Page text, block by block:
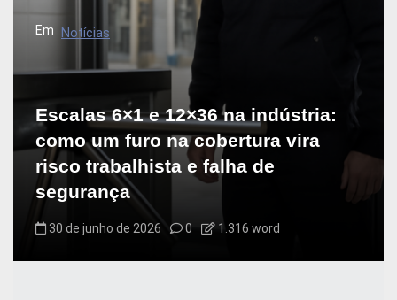
Em Notícias
Escalas 6×1 e 12×36 na indústria:
como um furo na cobertura vira
risco trabalhista e falha de
segurança
30 de junho de 2026 0 1.316 word